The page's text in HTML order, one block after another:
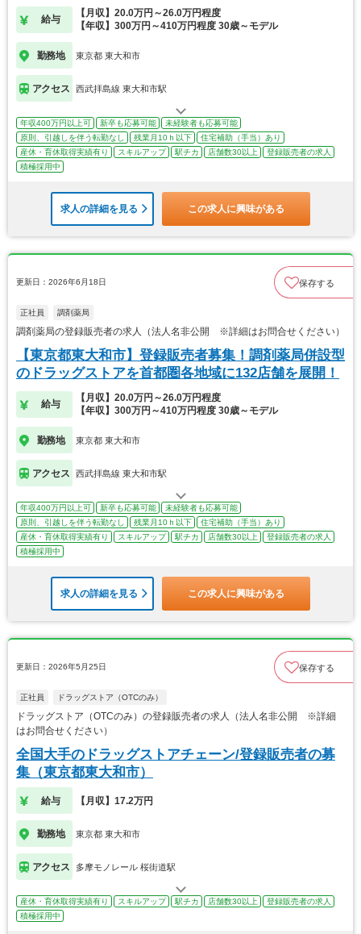
給与
【月収】20.0万円～26.0万円程度
【年収】300万円～410万円程度 30歳～モデル
勤務地 東京都 東大和市
アクセス 西武拝島線 東大和市駅
年収400万円以上可 新卒も応募可能
未経験者も応募可能
原則、引越しを伴う転勤なし
残業月10ｈ以下
住宅補助（手当）あり
産休・育休取得実績有り
スキルアップ 駅チカ 店舗数30以上
登録販売者の求人
積極採用中
求人の詳細を見る この求人に興味がある
更新日：2026年6月18日 保存する
正社員 調剤薬局
調剤薬局の登録販売者の求人（法人名非公開 ※詳細はお問合せください）
【東京都東大和市】登録販売者募集！調剤薬局併設型
のドラッグストアを首都圏各地域に132店舗を展開！
給与
【月収】20.0万円～26.0万円程度
【年収】300万円～410万円程度 30歳～モデル
勤務地 東京都 東大和市
アクセス 西武拝島線 東大和市駅
年収400万円以上可 新卒も応募可能
未経験者も応募可能
原則、引越しを伴う転勤なし
残業月10ｈ以下
住宅補助（手当）あり
産休・育休取得実績有り
スキルアップ 駅チカ 店舗数30以上
登録販売者の求人
積極採用中
求人の詳細を見る この求人に興味がある
更新日：2026年5月25日 保存する
正社員 ドラッグストア（OTCのみ）
ドラッグストア（OTCのみ）の登録販売者の求人（法人名非公開 ※詳細
はお問合せください）
全国大手のドラッグストアチェーン/登録販売者の募
集（東京都東大和市）
給与 【月収】17.2万円
勤務地 東京都 東大和市
アクセス 多摩モノレール 桜街道駅
産休・育休取得実績有り スキルアップ 駅チカ 店舗数30以上
登録販売者の求人
積極採用中